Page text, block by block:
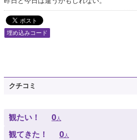
埋め込みコード
クチコミ
観たい！ 0人
観てきた！ 0人